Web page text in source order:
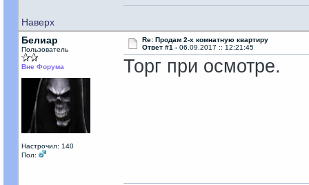
Наверх
Белиар
Пользователь
Вне Форума
Настрочил: 140
Пол:
Re: Продам 2-х комнатную квартиру
Ответ #1 - 06.09.2017 :: 12:21:45
Торг при осмотре.